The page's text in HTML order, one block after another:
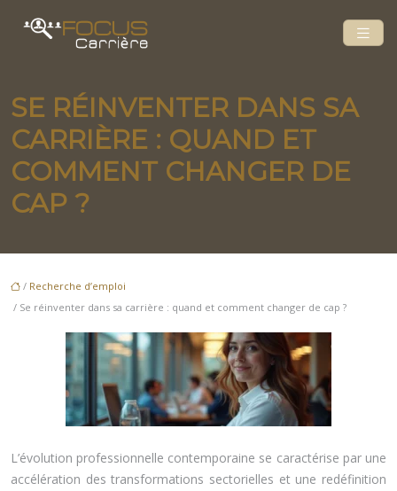
SE RÉINVENTER DANS SA
CARRIÈRE : QUAND ET
COMMENT CHANGER DE
CAP ?
/ Recherche d’emploi
/ Se réinventer dans sa carrière : quand et comment changer de cap ?
L’évolution professionnelle contemporaine se caractérise par une
accélération des transformations sectorielles et une redéfinition